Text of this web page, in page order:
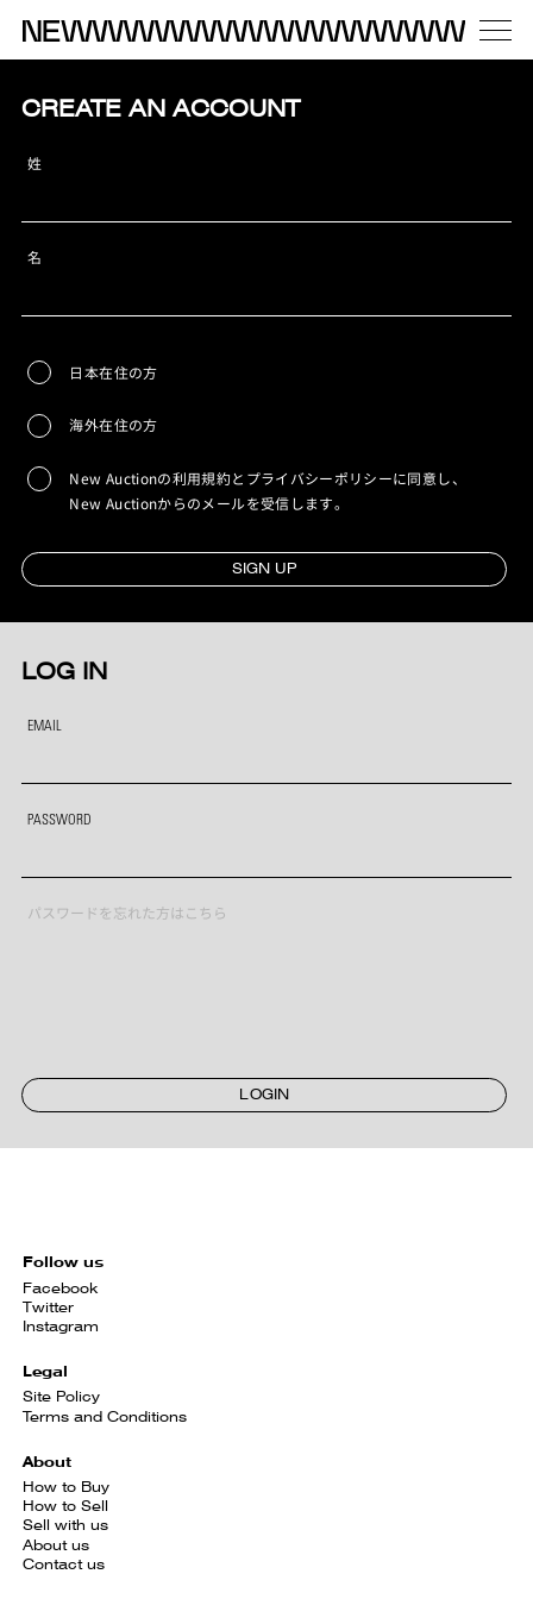
CREATE AN ACCOUNT
姓
名
日本在住の方
海外在住の方
New Auctionの利用規約とプライバシーポリシーに同意し、
New Auctionからのメールを受信します。
SIGN UP
LOG IN
EMAIL
PASSWORD
パスワードを忘れた方はこちら
LOGIN
Follow us
Facebook
Twitter
Instagram
Legal
Site Policy
Terms and Conditions
About
How to Buy
How to Sell
Sell with us
About us
Contact us